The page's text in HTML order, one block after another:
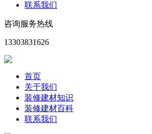
联系我们
咨询服务热线
13303831626
首页
关于我们
装修建材知识
装修建材百科
联系我们